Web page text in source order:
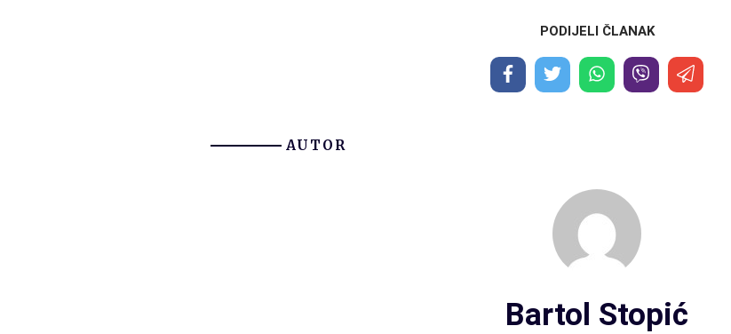
PODIJELI ČLANAK
AUTOR
Bartol Stopić